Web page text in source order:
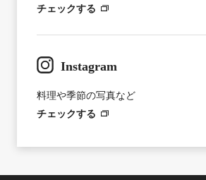
チェックする
Instagram
料理や季節の写真など
チェックする